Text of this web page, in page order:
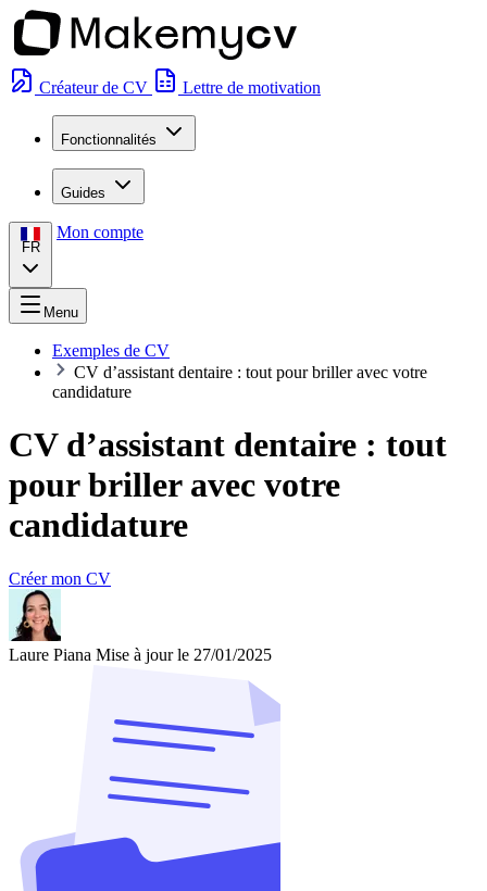
Créateur de CV Lettre de motivation
Fonctionnalités
Guides
FR
Mon compte
Menu
Exemples de CV
CV d’assistant dentaire : tout pour briller avec votre
candidature
CV d’assistant dentaire : tout
pour briller avec votre
candidature
Créer mon CV
Laure Piana Mise à jour le 27/01/2025